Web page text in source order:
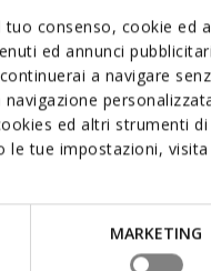
consenso, cookie ed
ed annunci
a navigare
ed altri strumenti di
le tue impostazioni, visita
MARKETING